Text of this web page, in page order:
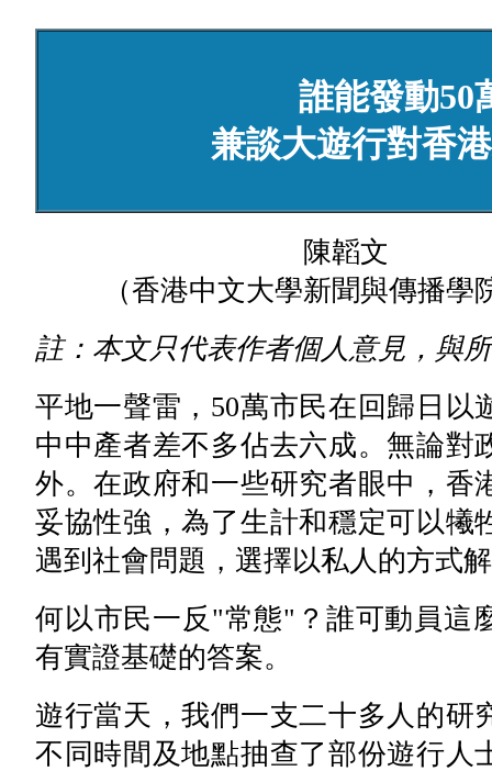
誰能發動50
兼談大遊行對香
陳韜文
（香港中文大學新聞與傳播學
註：本文只代表作者個人意見，與
平地一聲雷，50萬市民在回歸日
中中產者差不多佔去六成。無論對
外。在政府和一些研究者眼中，香
妥協性強，為了生計和穩定可以犧
遇到社會問題，選擇以私人的方式
何以市民一反"常態"？誰可動員這
有實證基礎的答案。
遊行當天，我們一支二十多人的研
不同時間及地點抽查了部份遊行人